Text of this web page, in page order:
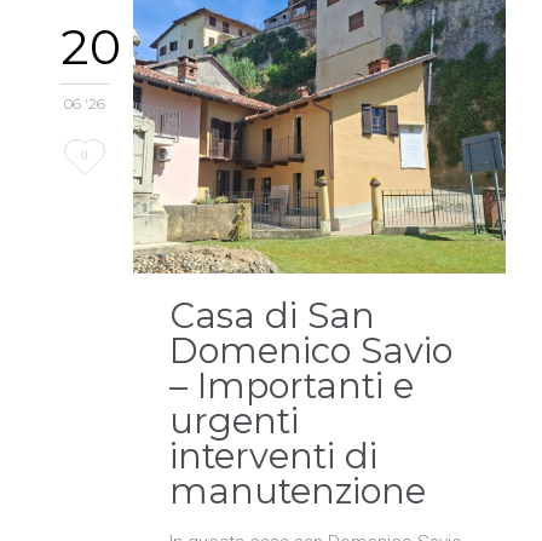
20
06 '26
Love
0
Casa di San
Domenico Savio
– Importanti e
urgenti
interventi di
manutenzione